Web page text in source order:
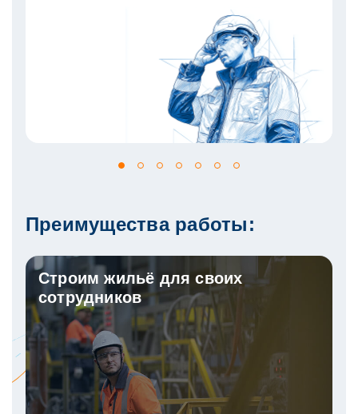
Преимущества работы:
Строим жильё для своих
сотрудников